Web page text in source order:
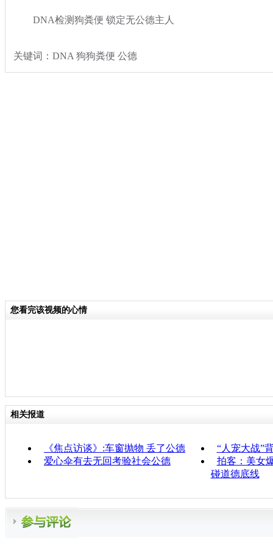
DNA检测狗粪便 锁定无公德主人
关键词：DNA 狗狗粪便 公德
您看完该视频的心情
相关报道
《焦点访谈》:车窗抛物 丢了公德
“人宠大战”
爱心伞有去无回考验社会公德
拍客：美女
碰道德底线